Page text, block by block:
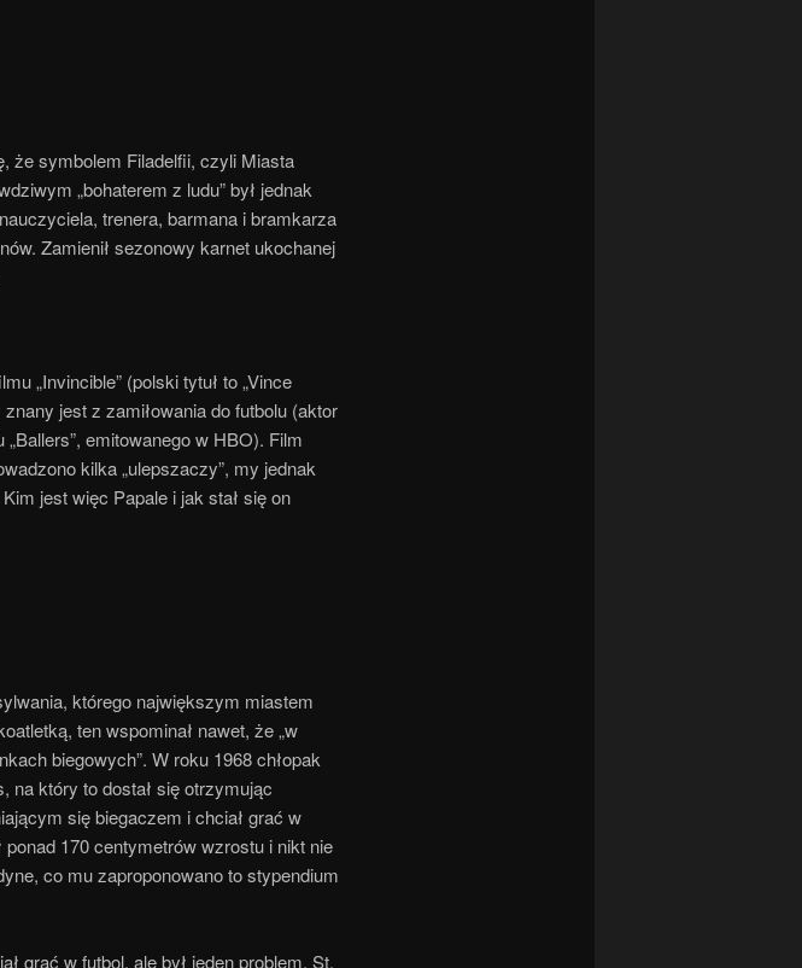
że symbolem Filadelfii, czyli Miasta
„bohaterem z ludu” był jednak
trenera, barmana i bramkarza
Zamienił sezonowy karnet ukochanej
„Invincible” (polski tytuł to „Vince
jest z zamiłowania do futbolu (aktor
emitowanego w HBO). Film
kilka „ulepszaczy”, my jednak
jest więc Papale i jak stał się on
którego największym miastem
ten wspominał nawet, że „w
biegowych”. W roku 1968 chłopak
na który to dostał się otrzymując
się biegaczem i chciał grać w
170 centymetrów wzrostu i nikt nie
co mu zaproponowano to stypendium
grać w futbol, ale był jeden problem. St.